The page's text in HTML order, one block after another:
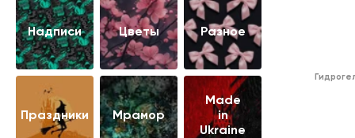
Надписи Цветы Разное
Праздники Мрамор
Made
in
Ukraine